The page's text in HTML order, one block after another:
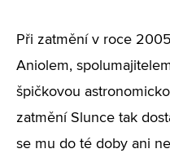
Při zatmění v roce
Aniolem,
špičkovou
zatmění Slunce tak
se mu do té doby ani